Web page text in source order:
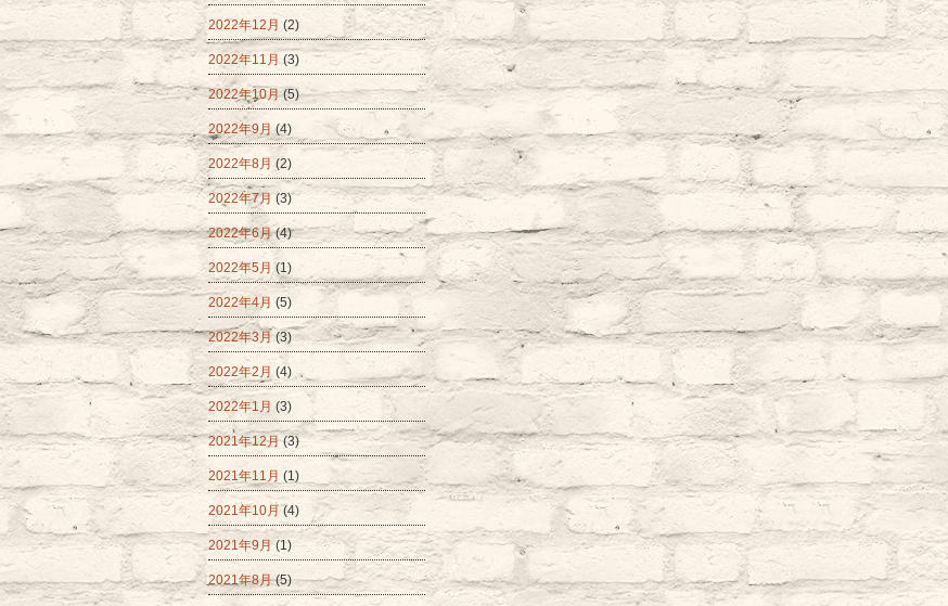
2022年12月 (2)
2022年11月 (3)
2022年10月(5)
2022年9月 (4)
2022年8月(2)
2022年7月 (3)
2022年6月(4)
2022年5月 (1)
2022年4月 (5)
2022年3月 (3)
2022年2月(4)
2022年1月 (3)
2021年12月(3)
2021年11月 (1)
2021年10月(4)
2021年9月(1)
2021年8月(5)